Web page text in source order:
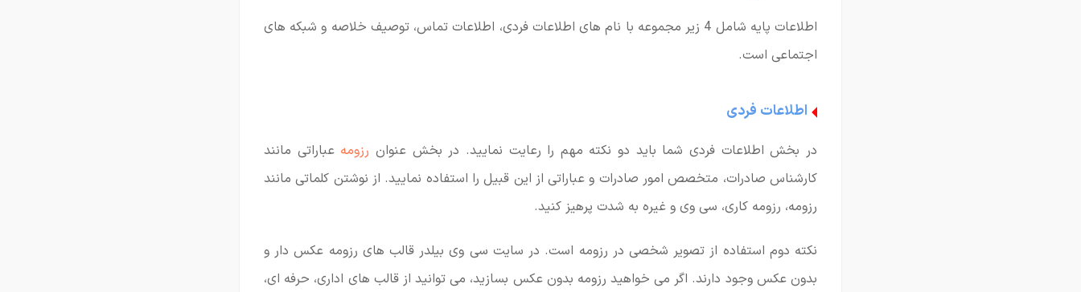
اطلاعات پایه شامل 4 زیر مجموعه با نام های اطلاعات فردی، اطلاعات تماس، توصیف خلاصه و شبکه های
اجتماعی است.
اطلاعات فردی
در بخش اطلاعات فردی شما باید دو نکته مهم را رعایت نمایید. در بخش عنوان رزومه عباراتی مانند
کارشناس صادرات، متخصص امور صادرات و عباراتی از این قبیل را استفاده نمایید. از نوشتن کلماتی مانند
رزومه، رزومه کاری، سی وی و غیره به شدت پرهیز کنید.
نکته دوم استفاده از تصویر شخصی در رزومه است. در سایت سی وی بیلدر قالب های رزومه عکس دار و
بدون عکس وجود دارند. اگر می خواهید رزومه بدون عکس بسازید، می توانید از قالب های اداری، حرفه ای،